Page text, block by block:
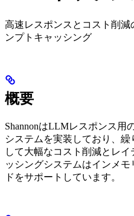
高速レスポンスとコスト削
ンプトキャッシング
概要
ShannonはLLMレスポンス用
システムを実装しており、
して大幅なコスト削減とレ
ッシングシステムはインメモ
ドをサポートしています。